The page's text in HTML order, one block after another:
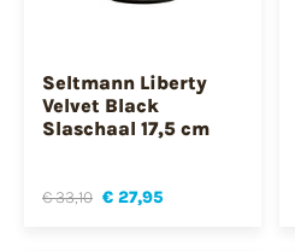
Seltmann Liberty
Velvet Black
Slaschaal 17,5 cm
€ 33,10 € 27,95